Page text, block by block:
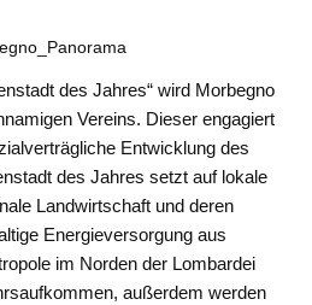
des Jahres“ wird Morbegno
Vereins. Dieser engagiert
Entwicklung des
des Jahres setzt auf lokale
Landwirtschaft und deren
Energieversorgung aus
im Norden der Lombardei
außerdem werden